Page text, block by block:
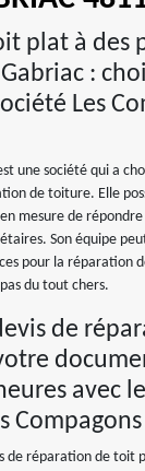
plat à des
:
Les
une société qui a
de toiture. Elle
mesure de
Son équipe
pour la réparation
du tout chers.
de
avec
de réparation de toit